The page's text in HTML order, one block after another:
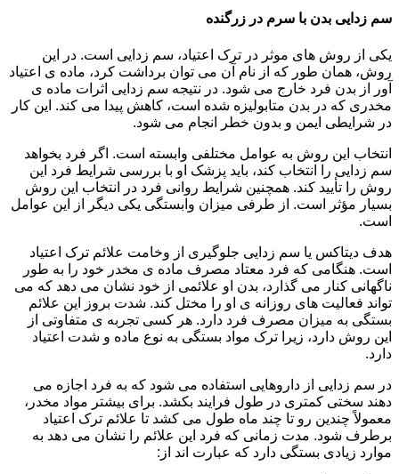
سم زدایی بدن با سرم در زرگنده
یکی از روش های موثر در ترک اعتیاد، سم زدایی است. در این
روش، همان طور که از نام آن می توان برداشت کرد، ماده ی اعتیاد
آور از بدن فرد خارج می شود. در نتیجه سم زدایی اثرات ماده ی
مخدری که در بدن متابولیزه شده است، کاهش پیدا می کند. این کار
در شرایطی ایمن و بدون خطر انجام می شود.
انتخاب این روش به عوامل مختلفی وابسته است. اگر فرد بخواهد
سم زدایی را انتخاب کند، باید پزشک او با بررسی شرایط فرد این
روش را تأیید کند. همچنین شرایط روانی فرد در انتخاب این روش
بسیار مؤثر است. از طرفی میزان وابستگی یکی دیگر از این عوامل
است.
هدف دیتاکس یا سم زدایی جلوگیری از وخامت علائم ترک اعتیاد
است. هنگامی که فرد معتاد مصرف ماده ی مخدر خود را به طور
ناگهانی کنار می گذارد، بدن او علائمی از خود نشان می دهد که می
تواند فعالیت های روزانه ی او را مختل کند. شدت بروز این علائم
بستگی به میزان مصرف فرد دارد. هر کسی تجربه ی متفاوتی از
این روش دارد، زیرا ترک مواد بستگی به نوع ماده و شدت اعتیاد
دارد.
در سم زدایی از داروهایی استفاده می شود که به فرد اجازه می
دهند سختی کمتری در طول فرایند بکشد. برای بیشتر مواد مخدر،
معمولاً چندین رو تا چند ماه طول می کشد تا علائم ترک اعتیاد
برطرف شود. مدت زمانی که فرد این علائم را نشان می دهد به
موارد زیادی بستگی دارد که عبارت اند از: